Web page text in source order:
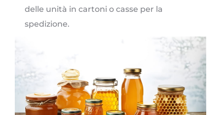
delle unità in cartoni o casse per la
spedizione.